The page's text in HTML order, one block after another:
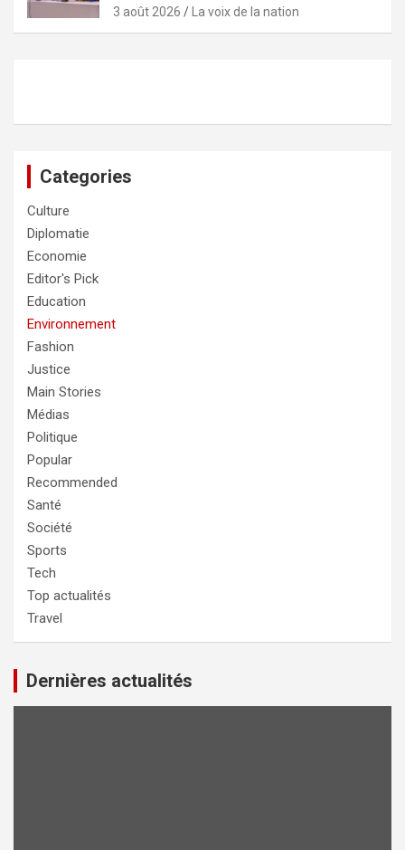
3 août 2026 La voix de la nation
Categories
Culture
Diplomatie
Economie
Editor's Pick
Education
Environnement
Fashion
Justice
Main Stories
Médias
Politique
Popular
Recommended
Santé
Société
Sports
Tech
Top actualités
Travel
Dernières actualités